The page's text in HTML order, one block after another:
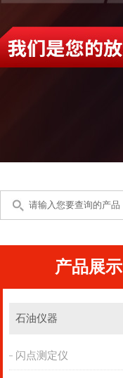
产品展示
石油仪器
闪点测定仪